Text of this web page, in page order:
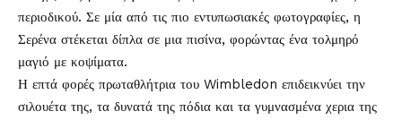
περιοδικού. Σε μία από τις πιο εντυπωσιακές φωτογραφίες, η
Σερένα στέκεται δίπλα σε μια πισίνα, φορώντας ένα τολμηρό
μαγιό με κοψίματα.
Η επτά φορές πρωταθλήτρια του Wimbledon επιδεικνύει την
σιλουέτα της, τα δυνατά της πόδια και τα γυμνασμένα χερια της